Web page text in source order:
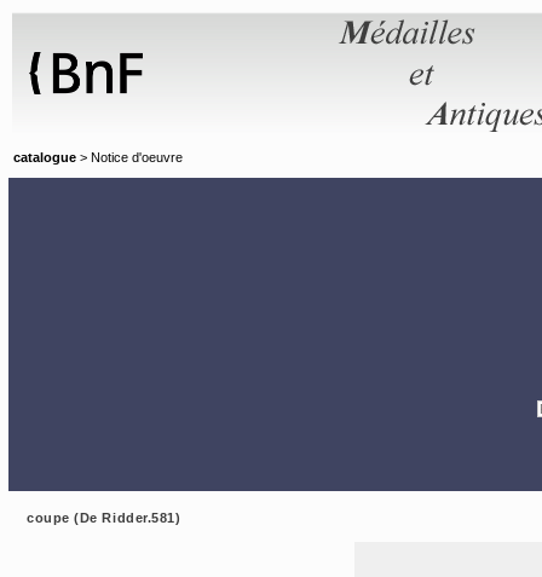
catalogue > Notice d'oeuvre
coupe (De Ridder.581)